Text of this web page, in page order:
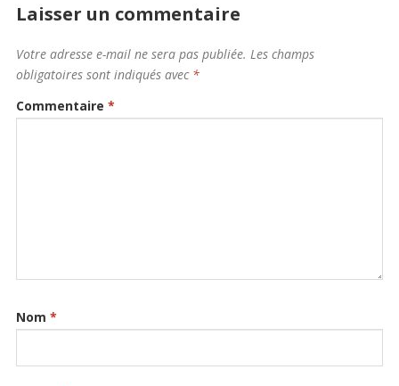
Laisser un commentaire
Votre adresse e-mail ne sera pas publiée. Les champs
obligatoires sont indiqués avec *
Commentaire *
Nom *